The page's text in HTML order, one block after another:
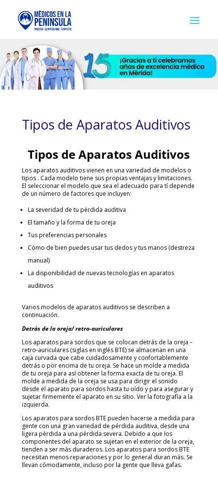
Tipos de Aparatos Auditivos
Tipos de Aparatos Auditivos
Los aparatos auditivos vienen en una variedad de modelos o
tipos . Cada modelo tiene sus propias ventajas y limitaciones.
El seleccionar el modelo que sea el adecuado para tí depende
de un número de factores que incluyen:
La severidad de tu pérdida auditiva
El tamaño y la forma de tu oreja
Tus preferencias personales
Cómo de bien puedes usar tus dedos y tus manos (destreza
manual)
La disponibilidad de nuevas tecnologías en aparatos
auditivos
Varios modelos de aparatos auditivos se describen a
continuación.
Detrás de la oreja/ retro-auriculares
Los aparatos para sordos que se colocan detrás de la oreja –
retro-auriculares (siglas en inglés BTE) se almacenan en una
caja curvada que cabe cuidadosamente y confortablemente
detrás o por encima de tu oreja. Se hace un molde a medida
de tu oreja para así obtener la forma exacta de tu oreja. El
molde a medida de la oreja se usa para dirigir el sonido
desde el aparato para sordos hasta tu oído y para asegurar y
sujetar firmemente el aparato en su sitio. Ver la fotografía a la
izquierda.
Los aparatos para sordos BTE pueden hacerse a medida para
gente con una gran variedad de pérdida auditiva, desde una
ligera pérdida a una pérdida severa. Debido a que los
componentes del aparato se sujetan en el exterior de la oreja,
tienden a ser más duraderos. Los aparatos para sordos BTE
necesitan menos reparaciones y por lo general duran más. Se
llevan cómodamente, incluso por la gente que lleva gafas.